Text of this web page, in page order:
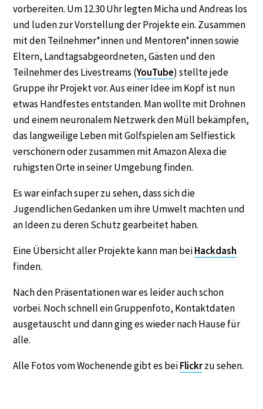
vorbereiten. Um 12.30 Uhr legten Micha und Andreas los
und luden zur Vorstellung der Projekte ein. Zusammen
mit den Teilnehmer*innen und Mentoren*innen sowie
Eltern, Landtagsabgeordneten, Gästen und den
Teilnehmer des Livestreams (YouTube) stellte jede
Gruppe ihr Projekt vor. Aus einer Idee im Kopf ist nun
etwas Handfestes entstanden. Man wollte mit Drohnen
und einem neuronalem Netzwerk den Müll bekämpfen,
das langweilige Leben mit Golfspielen am Selfiestick
verschönern oder zusammen mit Amazon Alexa die
ruhigsten Orte in seiner Umgebung finden.
Es war einfach super zu sehen, dass sich die
Jugendlichen Gedanken um ihre Umwelt machten und
an Ideen zu deren Schutz gearbeitet haben.
Eine Übersicht aller Projekte kann man beiHackdash
finden.
Nach den Präsentationen war es leider auch schon
vorbei. Noch schnell ein Gruppenfoto, Kontaktdaten
ausgetauscht und dann ging es wieder nach Hause für
alle.
Alle Fotos vom Wochenende gibt es beiFlickrzu sehen.